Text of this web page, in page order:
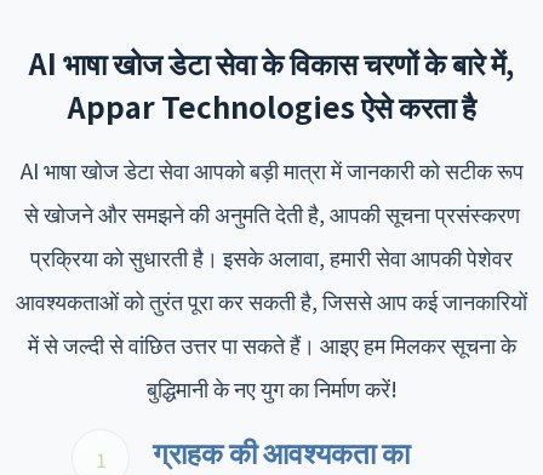
AI भाषा खोज डेटा सेवा के विकास चरणों के बारे में,
Appar Technologies ऐसे करता है
AI भाषा खोज डेटा सेवा आपको बड़ी मात्रा में जानकारी को सटीक रूप
से खोजने और समझने की अनुमति देती है, आपकी सूचना प्रसंस्करण
प्रक्रिया को सुधारती है। इसके अलावा, हमारी सेवा आपकी पेशेवर
आवश्यकताओं को तुरंत पूरा कर सकती है, जिससे आप कई जानकारियों
में से जल्दी से वांछित उत्तर पा सकते हैं। आइए हम मिलकर सूचना के
बुद्धिमानी के नए युग का निर्माण करें!
1
ग्राहक की आवश्यकता का